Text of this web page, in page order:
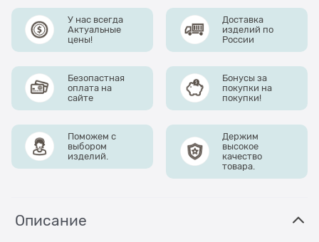
У нас всегда
Актуальные
цены!
Доставка
изделий по
России
Безопастная
оплата на
сайте
Бонусы за
покупки на
покупки!
Поможем с
выбором
изделий.
Держим
высокое
качество
товара.
Описание